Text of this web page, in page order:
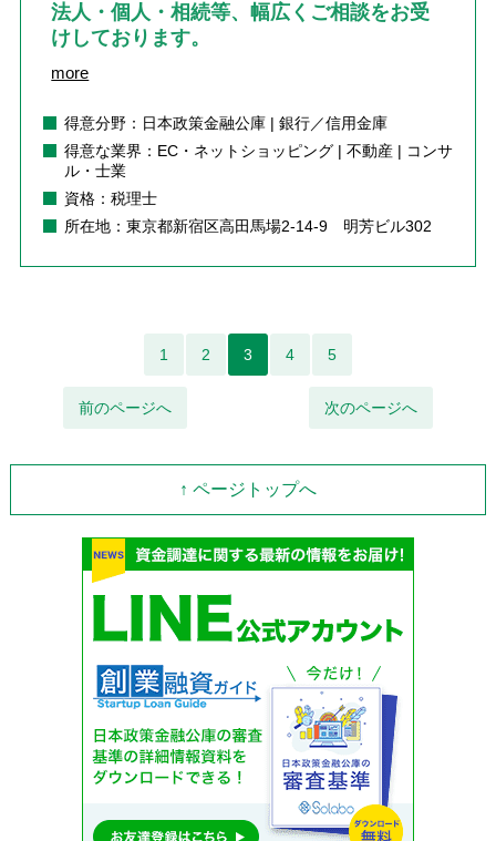
法人・個人・相続等、幅広くご相談をお受
けしております。
more
得意分野：日本政策金融公庫 | 銀行／信用金庫
得意な業界：EC・ネットショッピング | 不動産 | コンサ
ル・士業
資格：税理士
所在地：東京都新宿区高田馬場2-14-9 明芳ビル302
前のページへ
1 2 3 4 5
次のページへ
↑ ページトップへ